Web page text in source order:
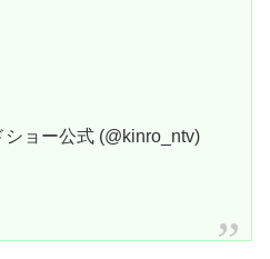
ョー公式 (@kinro_ntv)